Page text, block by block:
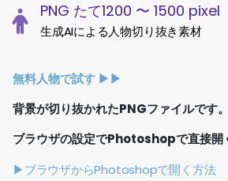
PNG たて1200 〜 1500 pixel
生成AIによる人物切り抜き素材
無料人物で試す ▶︎▶︎
背景が切り抜かれたPNGファイルです。
ブラウザの設定でPhotoshopで直接開
▶ブラウザからPhotoshopで開く方法